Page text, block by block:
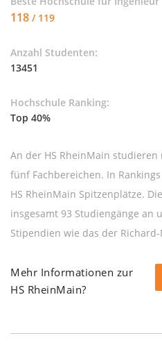
118 / 119
Anzahl Studenten:
13451
Hochschule Ranking:
Top 40%
An der HS RheinMain
fünf Fachbereichen. In
HS RheinMain Spitzenplätze.
insgesamt 93 Studiengänge an
Stipendien wie das der
Mehr Informationen zur
HS RheinMain?